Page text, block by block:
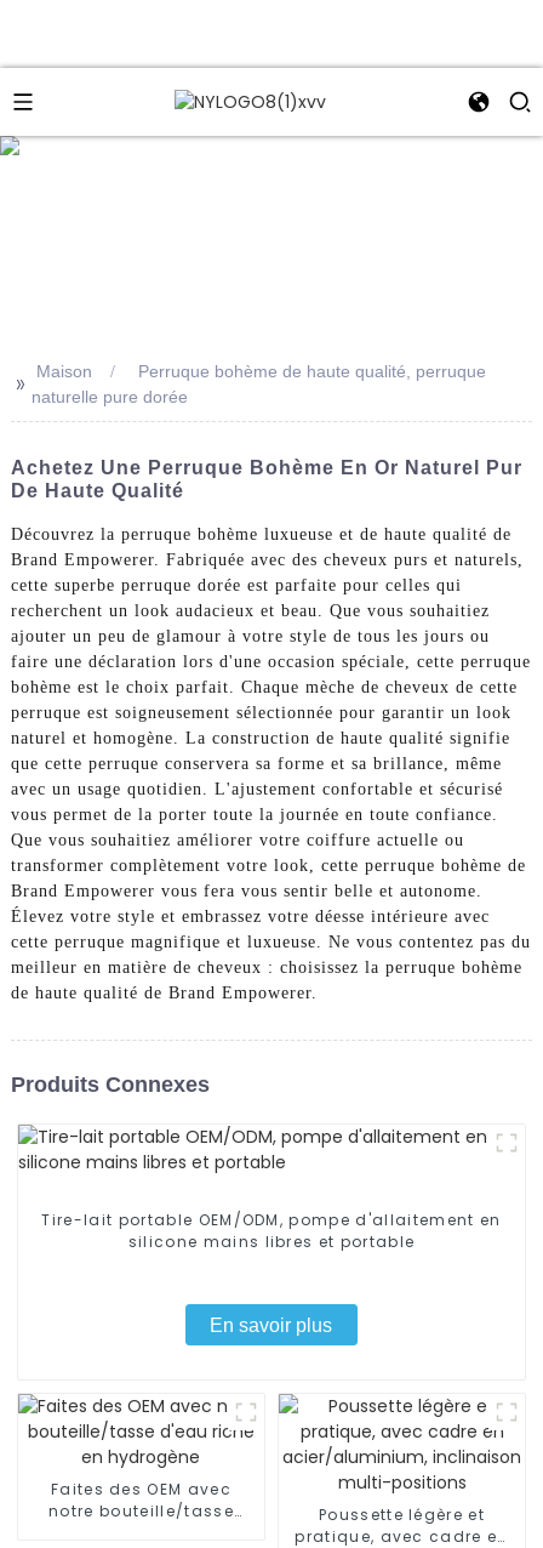
>> Maison
Perruque bohème de haute qualité, perruque
naturelle pure dorée
Achetez Une Perruque Bohème En Or Naturel Pur
De Haute Qualité
Découvrez la perruque bohème luxueuse et de haute qualité de
Brand Empowerer. Fabriquée avec des cheveux purs et naturels,
cette superbe perruque dorée est parfaite pour celles qui
recherchent un look audacieux et beau. Que vous souhaitiez
ajouter un peu de glamour à votre style de tous les jours ou
faire une déclaration lors d'une occasion spéciale, cette perruque
bohème est le choix parfait. Chaque mèche de cheveux de cette
perruque est soigneusement sélectionnée pour garantir un look
naturel et homogène. La construction de haute qualité signifie
que cette perruque conservera sa forme et sa brillance, même
avec un usage quotidien. L'ajustement confortable et sécurisé
vous permet de la porter toute la journée en toute confiance.
Que vous souhaitiez améliorer votre coiffure actuelle ou
transformer complètement votre look, cette perruque bohème de
Brand Empowerer vous fera vous sentir belle et autonome.
Élevez votre style et embrassez votre déesse intérieure avec
cette perruque magnifique et luxueuse. Ne vous contentez pas du
meilleur en matière de cheveux : choisissez la perruque bohème
de haute qualité de Brand Empowerer.
Produits Connexes
Tire-lait portable OEM/ODM, pompe d'allaitement en
silicone mains libres et portable
En savoir plus
Faites des OEM avec
notre bouteille/tasse
Poussette légère et
pratique, avec cadre en